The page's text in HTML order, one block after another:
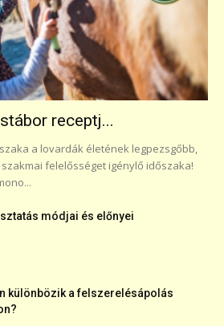
receptj...
a lovardák életének legpezsgőbb,
felelősséget igénylő időszaka!
módjai és előnyei
különbözik a felszerelésápolás